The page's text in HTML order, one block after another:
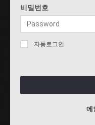
비밀번호
자동로그인
메